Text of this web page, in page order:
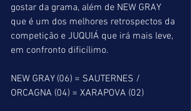
gostar da grama, além de NEW GRAY
que é um dos melhores retrospectos da
competição e JUQUIÁ que irá mais leve,
em confronto dificílimo.
NEW GRAY (06) = SAUTERNES /
ORCAGNA (04) = XARAPOVA (02)